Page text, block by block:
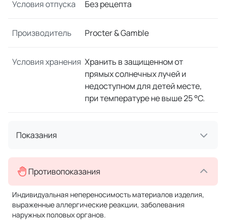
Условия отпуска Без рецепта
Производитель Procter & Gamble
Условия хранения Хранить в защищенном от
прямых солнечных лучей и
недоступном для детей месте,
при температуре не выше 25 °C.
Показания
Противопоказания
Индивидуальная непереносимость материалов изделия,
выраженные аллергические реакции, заболевания
наружных половых органов.